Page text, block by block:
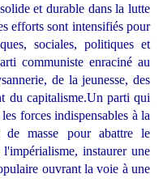
et durable dans la lutte
efforts sont intensifiés pour
sociales, politiques et
communiste enraciné au
de la jeunesse, des
du capitalisme.Un parti qui
forces indispensables à la
de masse pour abattre le
instaurer une
ouvrant la voie à une